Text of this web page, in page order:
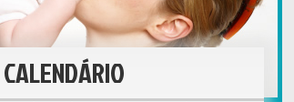
CALENDÁRIO